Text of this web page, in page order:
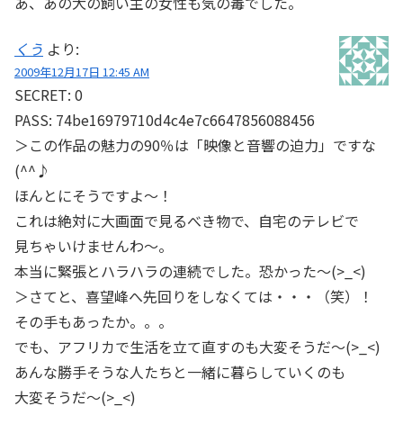
くう より:
2009年12月17日 12:45 AM
SECRET: 0
PASS: 74be16979710d4c4e7c6647856088456
＞この作品の魅力の90％は「映像と音響の迫力」ですな
(^^♪
ほんとにそうですよ～！
これは絶対に大画面で見るべき物で、自宅のテレビで
見ちゃいけませんわ～。
本当に緊張とハラハラの連続でした。恐かった～(>_<)
＞さてと、喜望峰へ先回りをしなくては・・・（笑）！
その手もあったか。。。
でも、アフリカで生活を立て直すのも大変そうだ～(>_<)
あんな勝手そうな人たちと一緒に暮らしていくのも
大変そうだ～(>_<)